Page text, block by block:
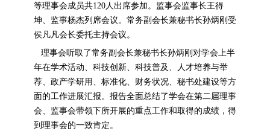
等理事会成员共120人出席参加。监事会监事长王得
坤、监事杨杰列席会议。常务副会长兼秘书长孙炳刚受
侯凡凡会长委托主持会议。
理事会听取了常务副会长兼秘书长孙炳刚对学会上半
年在学术活动、科技创新、科技普及、人才培养与举
荐、政产学研用、标准化、财务状况、秘书处建设等方
面的工作进展汇报。报告全面总结了学会在第二届理事
会、监事会带领下所开展的重点工作和取得的成绩，得
到理事会的一致肯定。